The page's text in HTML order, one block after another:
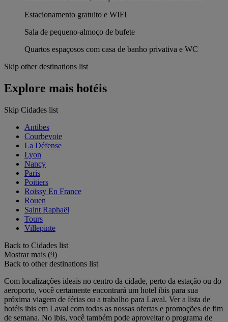
Estacionamento gratuito e WIFI
Sala de pequeno-almoço de bufete
Quartos espaçosos com casa de banho privativa e WC
Skip other destinations list
Explore mais hotéis
Skip Cidades list
Antibes
Courbevoie
La Défense
Lyon
Nancy
Paris
Poitiers
Roissy En France
Rouen
Saint Raphaël
Tours
Villepinte
Back to Cidades list
Mostrar mais (9)
Back to other destinations list
Com localizações ideais no centro da cidade, perto da estação ou do
aeroporto, você certamente encontrará um hotel ibis para sua
próxima viagem de férias ou a trabalho para Laval. Ver a lista de
hotéis ibis em Laval com todas as nossas ofertas e promoções de fim
de semana. No ibis, você também pode aproveitar o programa de